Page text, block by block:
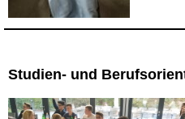
Studien- und